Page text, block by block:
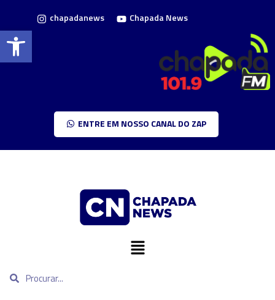
Barra de Ferramentas Aberta
chapadanews Chapada News
ENTRE EM NOSSO CANAL DO ZAP